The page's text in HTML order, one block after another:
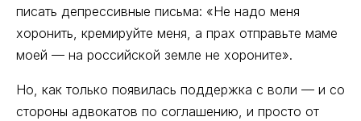
писать депрессивные письма: «Не надо меня
хоронить, кремируйте меня, а прах отправьте маме
моей — на российской земле не хороните».
Но, как только появилась поддержка с воли — и со
стороны адвокатов по соглашению, и просто от